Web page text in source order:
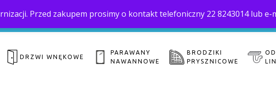
Przed zakupem prosimy o kontakt telefoniczny 22 8243014 lub
biuro@saloni.pl 22 559-10-50 Home O nas
DRZWI WNĘKOWE
PARAWANY
NAWANNOWE
BRODZIKI
PRYSZNICOWE